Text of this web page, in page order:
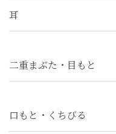
耳
二重まぶた・目もと
口もと・くちびる